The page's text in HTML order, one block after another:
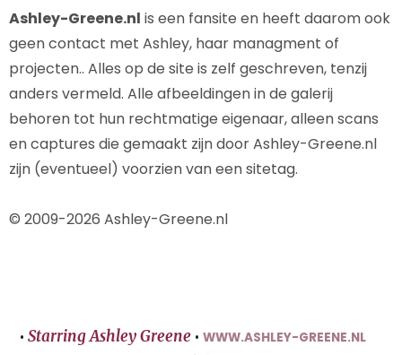
Ashley-Greene.nl is een fansite en heeft daarom ook
geen contact met Ashley, haar managment of
projecten.. Alles op de site is zelf geschreven, tenzij
anders vermeld. Alle afbeeldingen in de galerij
behoren tot hun rechtmatige eigenaar, alleen scans
en captures die gemaakt zijn door Ashley-Greene.nl
zijn (eventueel) voorzien van een sitetag.
© 2009-2026 Ashley-Greene.nl
• Starring Ashley Greene • WWW.ASHLEY-GREENE.NL